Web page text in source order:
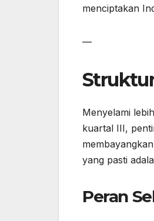
menciptakan
—
Menyelami
kuartal III,
yang pasti
Peran